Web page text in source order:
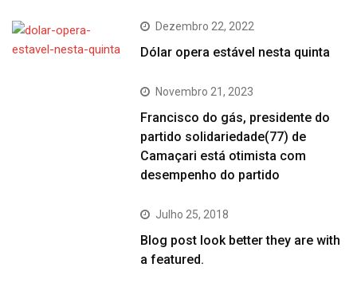
Dezembro 22, 2022
Dólar opera estável nesta quinta
Novembro 21, 2023
Francisco do gás, presidente do
partido solidariedade(77) de
Camaçari está otimista com
desempenho do partido
Julho 25, 2018
Blog post look better they are with
a featured.